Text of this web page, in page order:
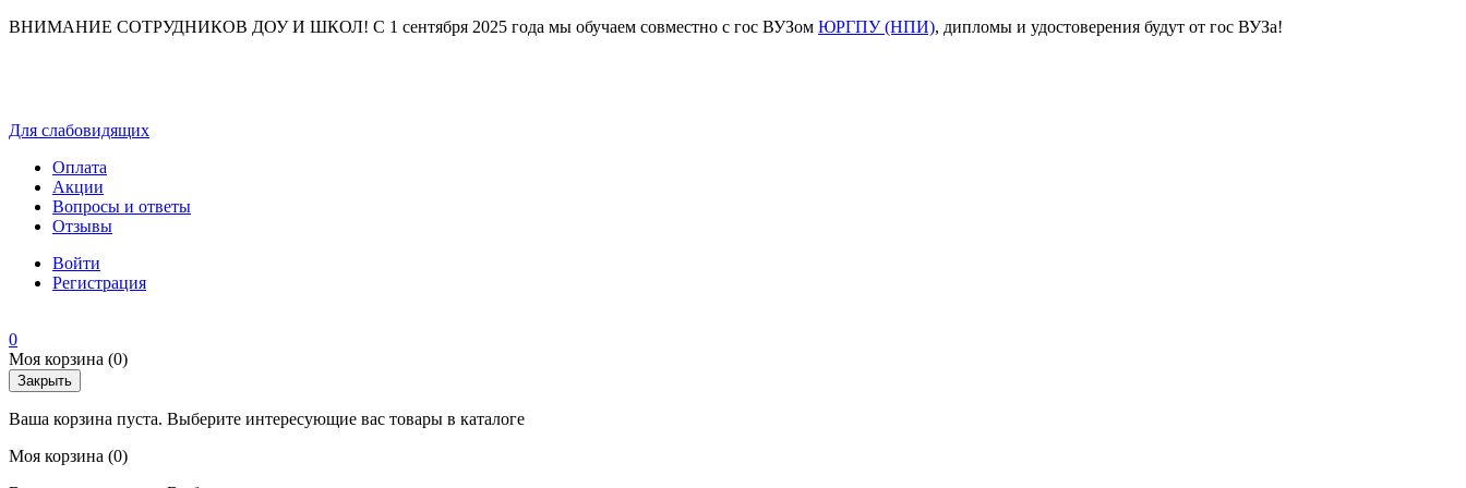
ВНИМАНИЕ СОТРУДНИКОВ ДОУ И ШКОЛ! С 1 сентября 2025 года мы обучаем совместно с гос ВУЗом ЮРГПУ (НПИ), дипломы и удостоверения будут от гос ВУЗа!
Для слабовидящих
Оплата
Акции
Вопросы и ответы
Отзывы
Войти
Регистрация
0
Моя корзина (0)
Закрыть
Ваша корзина пуста. Выберите интересующие вас товары в каталоге
Моя корзина (0)